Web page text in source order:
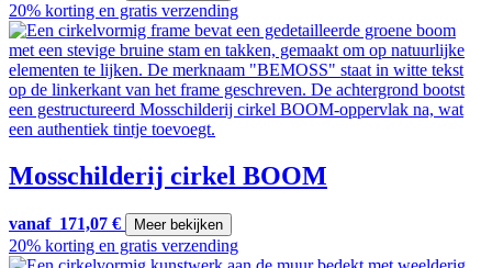
20% korting en gratis verzending
Mosschilderij cirkel BOOM
vanaf 171,07 € Meer bekijken
20% korting en gratis verzending